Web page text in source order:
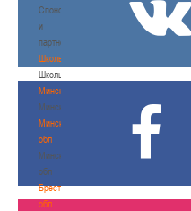
Спонсоры
и
партнеры
Школы
Школы
Минск
Минск
Минская
обл
Минская
обл
Брестская
обл